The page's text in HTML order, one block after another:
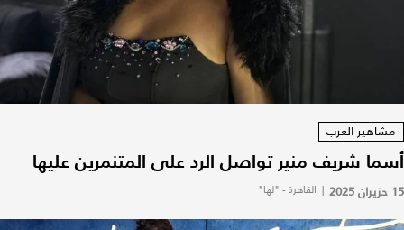
مشاهير العرب
أسما شريف منير تواصل الرد على المتنمرين عليها
15 حزيران 2025 | القاهرة - "لها"